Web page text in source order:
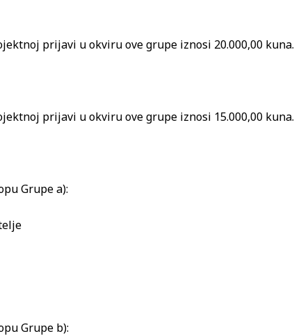
prijavi u okviru ove grupe iznosi 20.000,00 kuna.
prijavi u okviru ove grupe iznosi 15.000,00 kuna.
Grupe a):
Grupe b):